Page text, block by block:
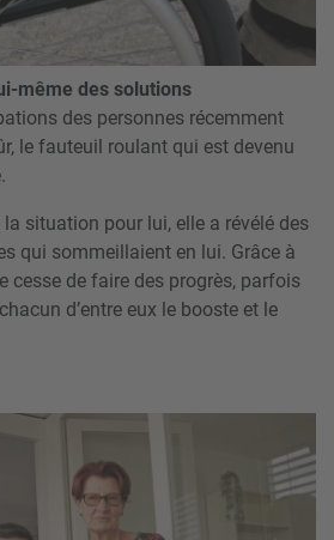
même des solutions
des personnes récemment
le fauteuil roulant qui est devenu
situation pour lui, elle a révélé des
qui sommeillaient en lui. Grâce à
cesse de faire des progrès, parfois
d’entre eux le booste et le